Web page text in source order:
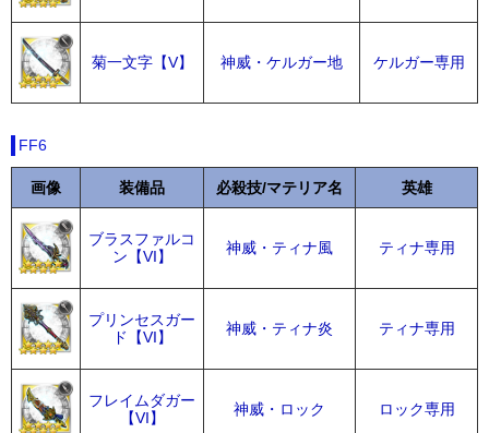
菊一文字【V】 神威・ケルガー地 ケルガー専用
FF6
画像 装備品 必殺技/マテリア名 英雄
ブラスファルコ
ン【VI】
神威・ティナ風 ティナ専用
プリンセスガー
ド【VI】
神威・ティナ炎 ティナ専用
フレイムダガー
【VI】
神威・ロック ロック専用